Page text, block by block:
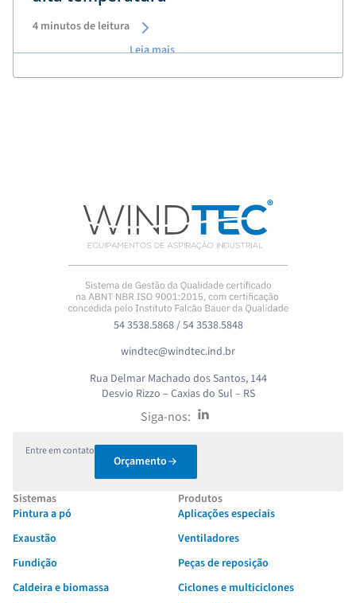
4 minutos de leitura
Leia mais
54 3538.5868 / 54 3538.5848
windtec@windtec.ind.br
Rua Delmar Machado dos Santos, 144
Desvio Rizzo – Caxias do Sul – RS
Siga-nos:
Entre em contato
Orçamento
Sistemas
Pintura a pó
Exaustão
Fundição
Caldeira e biomassa
Produtos
Aplicações especiais
Ventiladores
Peças de reposição
Ciclones e multiciclones